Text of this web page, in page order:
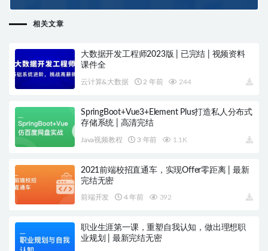
相关文章
大数据开发工程师2023版 | 已完结 | 视频资料
课件全
云计算&大数据 2 年前 244
SpringBoot+Vue3+Element Plus打造私人分布式
存储系统 | 高清完结
Java视频教程 3 年前 1.1K
2021前端校招直通车，实现Offer零距离 | 最新
完结无密
前端开发 4 年前 392
职业生涯第一课，重塑自我认知，做出理想职
业规划 | 最新完结无密